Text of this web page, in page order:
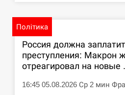
11:40
У зоопарку Токіо через
левиці
СЕРПЕНЬ
11:23
Россияне ударили
Політика
Россия должна
преступления: Макрон
отреагировал на новые
16:45 05.08.2026 Ср 2 мин